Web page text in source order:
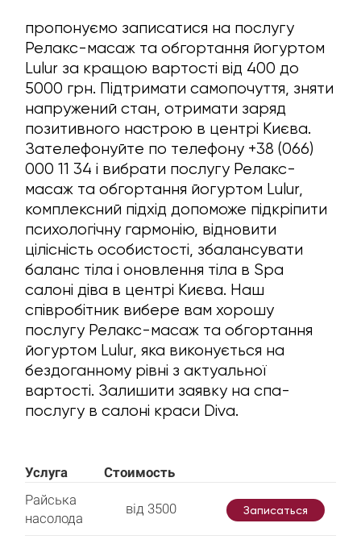
пропонуємо записатися на послугу
Релакс-масаж та обгортання йогуртом
Lulur за кращою вартості від 400 до
5000 грн. Підтримати самопочуття, зняти
напружений стан, отримати заряд
позитивного настрою в центрі Києва.
Зателефонуйте по телефону +38 (066)
000 11 34 i вибрати послугу Релакс-
масаж та обгортання йогуртом Lulur,
комплексний підхід допоможе підкріпити
психологічну гармонію, відновити
цілісність особистості, збалансувати
баланс тіла i оновлення тіла в Spa
салоні діва в центрі Києва. Наш
співробітник вибере вам хорошу
послугу Релакс-масаж та обгортання
йогуртом Lulur, яка виконується на
бездоганному рівні з актуальної
вартості. Залишити заявку на спа-
послугу в салоні краси Diva.
Услуга
Стоимость
Райська
насолода
від 3500 Записаться